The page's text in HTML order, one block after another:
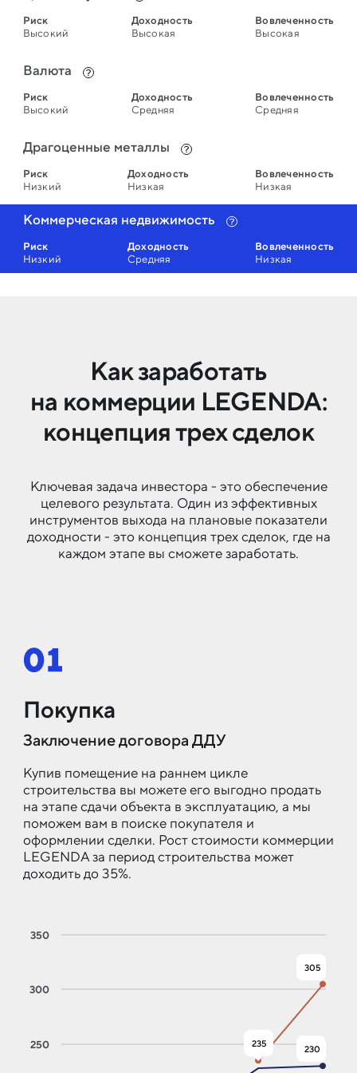
Риск
Высокий
Доходность
Высокая
Вовлеченность
Высокая
Валюта
Риск
Высокий
Доходность
Средняя
Вовлеченность
Средняя
Драгоценные металлы
Риск
Низкий
Доходность
Низкая
Вовлеченность
Низкая
Коммерческая недвижимость
Риск
Низкий
Доходность
Средняя
Вовлеченность
Низкая
Как заработать
на коммерции LEGENDA:
концепция трех сделок
Ключевая задача инвестора - это обеспечение
целевого результата. Один из эффективных
инструментов выхода на плановые показатели
доходности - это концепция трех сделок, где на
каждом этапе вы сможете заработать.
Покупка
Заключение договора ДДУ
Купив помещение на раннем цикле
строительства вы можете его выгодно продать
на этапе сдачи объекта в эксплуатацию, а мы
поможем вам в поиске покупателя и
оформлении сделки. Рост стоимости коммерции
LEGENDA за период строительства может
доходить до 35%.
235
235
305
305
230
230
250
300
350